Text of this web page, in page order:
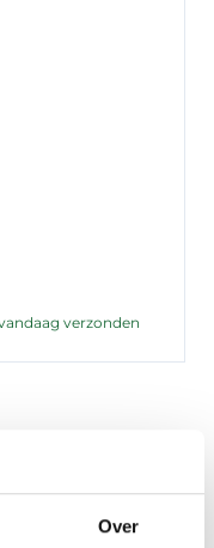
Over
verzonden
Toon